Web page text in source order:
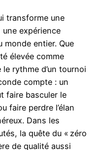
transforme une
expérience
monde entier. Que
élevée comme
rythme d’un tournoi
compte : un
faire basculer le
faire perdre l’élan
Dans les
la quête du « zéro
de qualité aussi